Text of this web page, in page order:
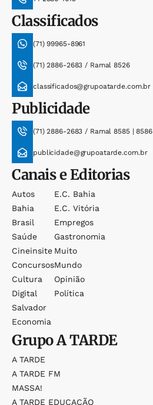
Classificados
(71) 99965-8961
(71) 2886-2683 / Ramal 8526
classificados@grupoatarde.com.br
Publicidade
(71) 2886-2683 / Ramal 8585 | 8586
publicidade@grupoatarde.com.br
Canais e Editorias
Autos
Bahia
Brasil
Saúde
Cineinsite
Concursos
Cultura
Digital
Salvador
Economia
E.c. Bahia
E.c. Vitória
Empregos
Gastronomia
Muito
Mundo
Opinião
Política
GrupoA TARDE
A TARDE
A TARDE FM
MASSA!
A TARDE EDUCAÇÃO